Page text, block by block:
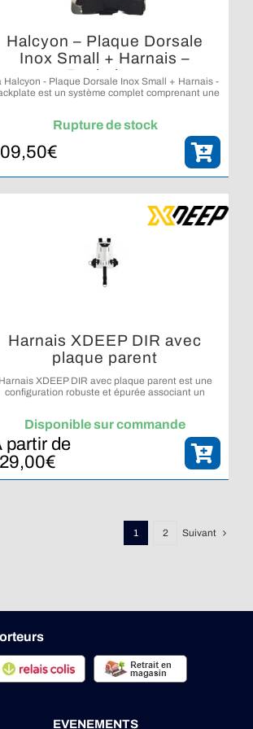
Halcyon – Plaque Dorsale
Inox Small + Harnais –
Backplate
Halcyon - Plaque Dorsale Inox Small + Harnais -
est un système complet comprenant une
Rupture de stock
€
Harnais XDEEP DIR avec
plaque parent
Harnais XDEEP DIR avec plaque parent est une
configuration robuste et épurée associant un
Disponible sur commande
partir de
€
1 2 Suivant
EVENEMENTS